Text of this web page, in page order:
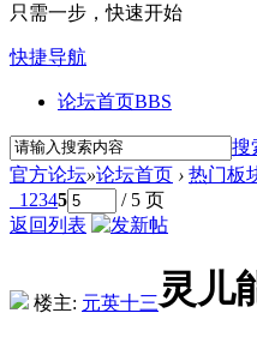
只需一步，快速开始
快捷导航
论坛首页BBS
搜
官方论坛»论坛首页 › 热门板
1 2345
/ 5 页
返回列表
楼主: 元英十三灵儿